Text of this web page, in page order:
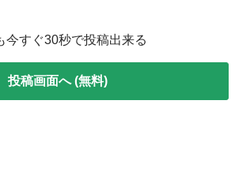
今すぐ30秒で投稿出来る
投稿画面へ (無料)